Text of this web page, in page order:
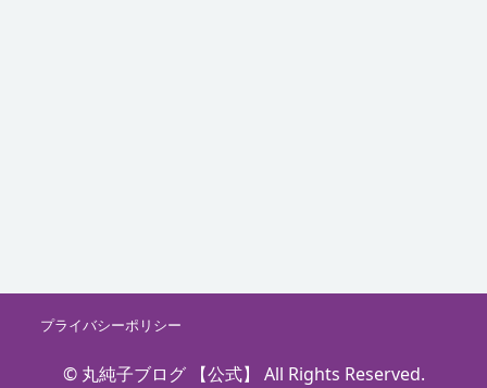
プライバシーポリシー
© 丸純子ブログ 【公式】 All Rights Reserved.